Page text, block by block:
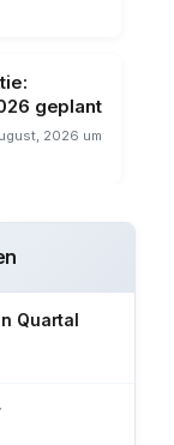
geplant
2026 um
Quartal